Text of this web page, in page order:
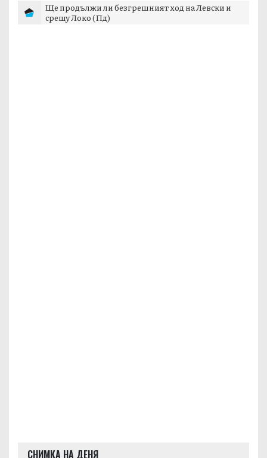
Ще продължи ли безгрешният ход на Левски и
срещу Локо (Пд)
СНИМКА НА ДЕНЯ